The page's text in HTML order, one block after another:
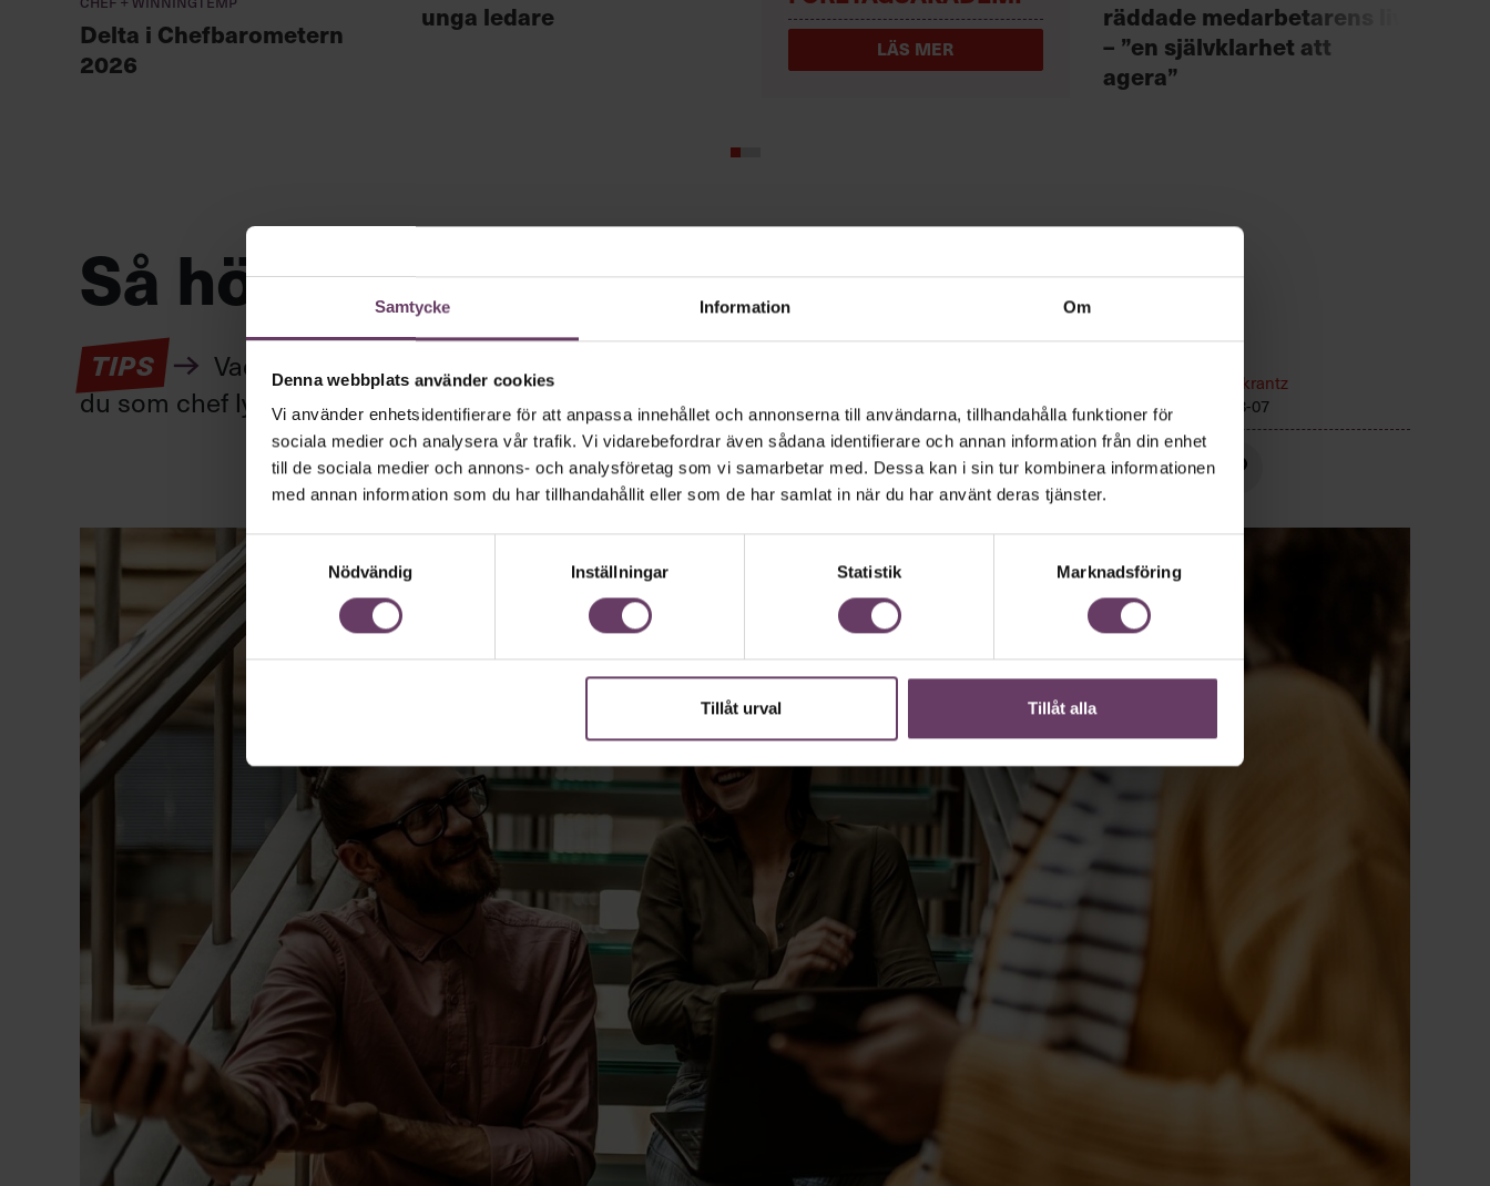
Samtycke Information Om
Denna webbplats använder cookies
Vi använder enhetsidentifierare för att anpassa innehållet och annonserna till användarna, tillhandahålla funktioner för
sociala medier och analysera vår trafik. Vi vidarebefordrar även sådana identifierare och annan information från din enhet
till de sociala medier och annons- och analysföretag som vi samarbetar med. Dessa kan i sin tur kombinera informationen
med annan information som du har tillhandahållit eller som de har samlat in när du har använt deras tjänster.
Samtyckesval
Nödvändig
Inställningar Statistik Marknadsföring
Tillåt urval Tillåt alla
Delta i Chefbarometern
2026
unga ledare
LÄS MER
räddade medarbetarens liv
– ”en självklarhet att
agera”
Så höjer du arbetsglädjen
TIPS
Vad är det egentligen som får medarbetarna att känna lust, och hur kan
du som chef lyfta arbetsglädjen? Här är tre tips från Googles nordiska hr-chef.
Sara Hammarkrantz
Publicerad
2026-08-07